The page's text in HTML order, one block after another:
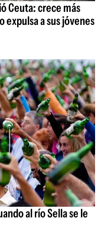
Ceuta: crece más
expulsa a sus jóvenes
al río Sella se le